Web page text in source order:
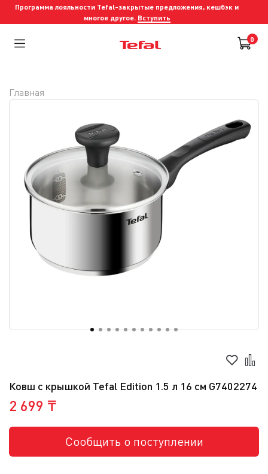
Программа лояльности Tefal-закрытые предложения, кешбэк и
многое другое. Вступить
0
Ковш с крышкой Tefal Edition 1.5 л 16 cм G7402274
2 699 ₸
Сообщить о поступлении
Главная